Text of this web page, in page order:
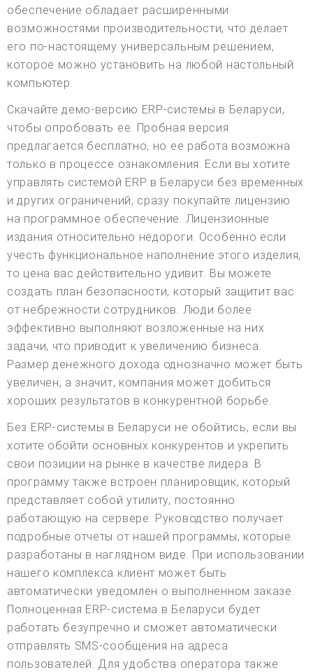
обеспечение обладает расширенными
возможностями производительности, что делает
его по-настоящему универсальным решением,
которое можно установить на любой настольный
компьютер.
Скачайте демо-версию ERP-системы в Беларуси,
чтобы опробовать ее. Пробная версия
предлагается бесплатно, но ее работа возможна
только в процессе ознакомления. Если вы хотите
управлять системой ERP в Беларуси без временных
и других ограничений, сразу покупайте лицензию
на программное обеспечение. Лицензионные
издания относительно недороги. Особенно если
учесть функциональное наполнение этого изделия,
то цена вас действительно удивит. Вы можете
создать план безопасности, который защитит вас
от небрежности сотрудников. Люди более
эффективно выполняют возложенные на них
задачи, что приводит к увеличению бизнеса.
Размер денежного дохода однозначно может быть
увеличен, а значит, компания может добиться
хороших результатов в конкурентной борьбе.
Без ERP-системы в Беларуси не обойтись, если вы
хотите обойти основных конкурентов и укрепить
свои позиции на рынке в качестве лидера. В
программу также встроен планировщик, который
представляет собой утилиту, постоянно
работающую на сервере. Руководство получает
подробные отчеты от нашей программы, которые
разработаны в наглядном виде. При использовании
нашего комплекса клиент может быть
автоматически уведомлен о выполненном заказе.
Полноценная ERP-система в Беларуси будет
работать безупречно и сможет автоматически
отправлять SMS-сообщения на адреса
пользователей. Для удобства оператора также